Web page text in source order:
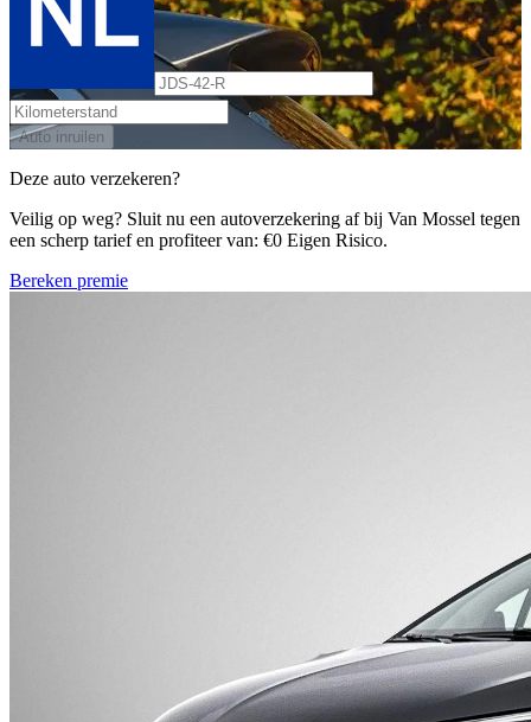
Auto inruilen
Deze auto verzekeren?
Veilig op weg? Sluit nu een autoverzekering af bij Van Mossel tegen
een scherp tarief en profiteer van: €0 Eigen Risico.
Bereken premie